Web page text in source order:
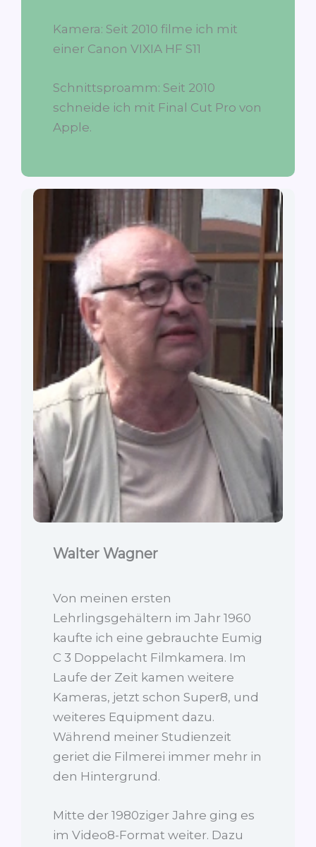
Kamera: Seit 2010 filme ich mit
einer Canon VIXIA HF S11
Schnittsproamm: Seit 2010
schneide ich mit Final Cut Pro von
Apple.
Walter Wagner
Von meinen ersten
Lehrlingsgehältern im Jahr 1960
kaufte ich eine gebrauchte Eumig
C 3 Doppelacht Filmkamera. Im
Laufe der Zeit kamen weitere
Kameras, jetzt schon Super8, und
weiteres Equipment dazu.
Während meiner Studienzeit
geriet die Filmerei immer mehr in
den Hintergrund.
Mitte der 1980ziger Jahre ging es
im Video8-Format weiter. Dazu